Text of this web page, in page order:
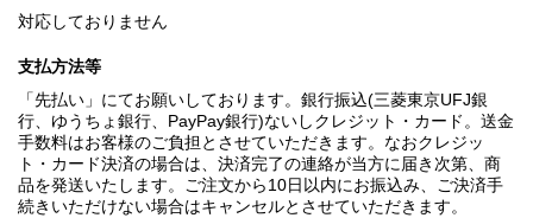
対応しておりません
支払方法等
「先払い」にてお願いしております。銀行振込(三菱東京UFJ銀
行、ゆうちょ銀行、PayPay銀行)ないしクレジット・カード。送金
手数料はお客様のご負担とさせていただきます。なおクレジッ
ト・カード決済の場合は、決済完了の連絡が当方に届き次第、商
品を発送いたします。ご注文から10日以内にお振込み、ご決済手
続きいただけない場合はキャンセルとさせていただきます。